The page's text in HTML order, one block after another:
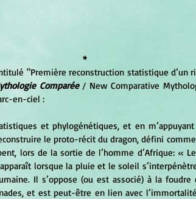
*
"Première reconstruction statistique d’un
Comparée / New Comparative
en-ciel :
le proto-récit du dragon, défini
lors de la sortie de l’homme d’Afrique: «
lorsque la pluie et le soleil
Il s’oppose (ou est associé) à la
et est peut-être en lien avec